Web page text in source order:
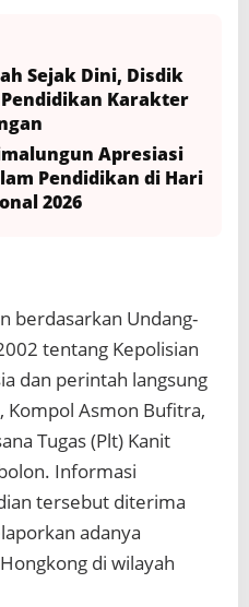
Sejak Dini, Disdik
Karakter
Apresiasi
Pendidikan di Hari
2026
berdasarkan Undang-
tentang Kepolisian
dan perintah langsung
Kompol Asmon Bufitra,
Tugas (Plt) Kanit
Informasi
tersebut diterima
adanya
di wilayah